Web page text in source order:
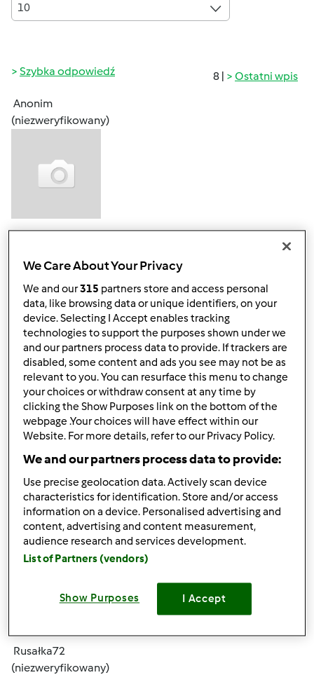
10
8 | Ostatni wpis
Szybka odpowiedź
Anonim
(niezweryfikowany)
Góra strony
Zalogujlub zarejestruj sięaby dodawać
komentarze
Grażyna Kamińska Dołączył : 07.10.2011
wt., 02/17/2015 - 19:12
Góra strony
Zalogujlub zarejestruj sięaby dodawać
komentarze
Rusałka72
(niezweryfikowany)
We Care About Your Privacy
We and our315 partners store and access personal
data, like browsing data or unique identifiers, on your
device. Selecting I Accept enables tracking
technologies to support the purposes shown under we
and our partners process data to provide. If trackers are
disabled, some content and ads you see may not be as
relevant to you. You can resurface this menu to change
your choices or withdraw consent at any time by
clicking the Show Purposes link on the bottom of the
webpage .Your choices will have effect within our
Website. For more details, refer to our Privacy Policy.
We and our partners process data to provide:
Use precise geolocation data. Actively scan device
characteristics for identification. Store and/or access
information on a device. Personalised advertising and
content, advertising and content measurement,
audience research and services development.
List of Partners (vendors)
Show Purposes I Accept